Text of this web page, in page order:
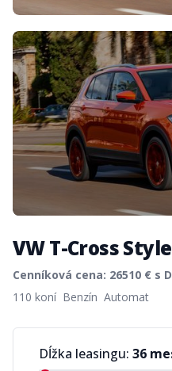
VW T-Cross
Cenníková cena: 26510 € s
Product information
110 koní Benzín Automat
Dĺžka leasingu: 36